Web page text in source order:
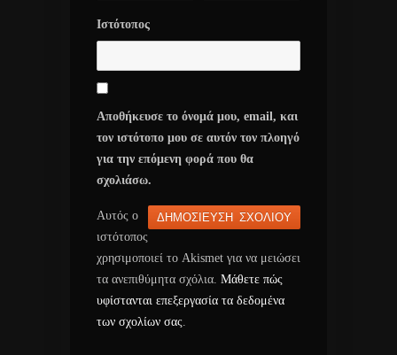
Ιστότοπος
Αποθήκευσε το όνομά μου, email, και
τον ιστότοπο μου σε αυτόν τον πλοηγό
για την επόμενη φορά που θα
σχολιάσω.
Αυτός ο
ιστότοπος
χρησιμοποιεί το Akismet για να μειώσει
τα ανεπιθύμητα σχόλια. Μάθετε πώς
υφίστανται επεξεργασία τα δεδομένα
των σχολίων σας.